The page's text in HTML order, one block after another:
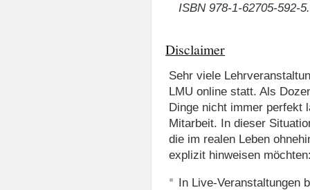
ISBN978-1-62705-592-5.
Disclaimer
Sehr viele
LMU online statt. Als
Dinge nicht immer perfekt
Mitarbeit. In dieser
die im realen Leben
explizit hinweisen
In Live-Veranstaltungen